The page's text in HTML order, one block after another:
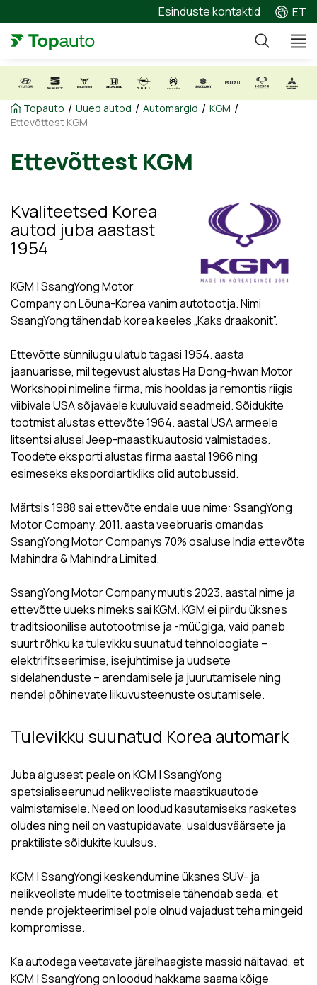
Esinduste kontaktid ET
Topauto / Uued autod / Automargid / KGM /
Ettevõttest KGM
Ettevõttest KGM
Kvaliteetsed Korea
autod juba aastast
1954
KGM | SsangYong Motor
Company on Lõuna-Korea vanim autotootja. Nimi
SsangYong tähendab korea keeles „Kaks draakonit”.
Ettevõtte sünnilugu ulatub tagasi 1954. aasta
jaanuarisse, mil tegevust alustas Ha Dong-hwan Motor
Workshopi nimeline firma, mis hooldas ja remontis riigis
viibivale USA sõjaväele kuuluvaid seadmeid. Sõidukite
tootmist alustas ettevõte 1964. aastal USA armeele
litsentsi alusel Jeep-maastikuautosid valmistades.
Toodete eksporti alustas firma aastal 1966 ning
esimeseks ekspordiartikliks olid autobussid.
Märtsis 1988 sai ettevõte endale uue nime: SsangYong
Motor Company. 2011. aasta veebruaris omandas
SsangYong Motor Companys 70% osaluse India ettevõte
Mahindra & Mahindra Limited.
SsangYong Motor Company muutis 2023. aastal nime ja
ettevõtte uueks nimeks sai KGM. KGM ei piirdu üksnes
traditsioonilise autotootmise ja -müügiga, vaid paneb
suurt rõhku ka tulevikku suunatud tehnoloogiate –
elektrifitseerimise, isejuhtimise ja uudsete
sidelahenduste – arendamisele ja juurutamisele ning
nendel põhinevate liikuvusteenuste osutamisele.
Tulevikku suunatud Korea automark
Juba algusest peale on KGM | SsangYong
spetsialiseerunud nelikveoliste maastikuautode
valmistamisele. Need on loodud kasutamiseks rasketes
oludes ning neil on vastupidavate, usaldusväärsete ja
praktiliste sõidukite kuulsus.
KGM | SsangYongi keskendumine üksnes SUV- ja
nelikveoliste mudelite tootmisele tähendab seda, et
nende projekteerimisel pole olnud vajadust teha mingeid
kompromisse.
Ka autodega veetavate järelhaagiste massid näitavad, et
KGM | SsangYong on loodud hakkama saama kõige